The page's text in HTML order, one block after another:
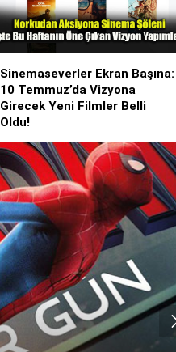
Sinemaseverler Ekran Başına:
10 Temmuz’da Vizyona
Girecek Yeni Filmler Belli
Oldu!